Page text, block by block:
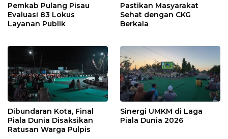
Pemkab Pulang Pisau
Evaluasi 83 Lokus
Layanan Publik
Pastikan Masyarakat
Sehat dengan CKG
Berkala
Dibundaran Kota, Final
Piala Dunia Disaksikan
Ratusan Warga Pulpis
Sinergi UMKM di Laga
Piala Dunia 2026